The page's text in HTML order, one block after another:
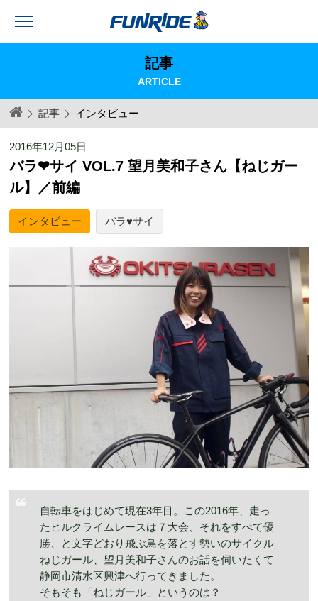
記事
ARTICLE
記事 インタビュー
2016年12月05日
バラ❤︎サイ VOL.7 望月美和子さん【ねじガー
ル】／前編
インタビュー バラ♥サイ
自転車をはじめて現在3年目。この2016年、走っ
たヒルクライムレースは７大会、それをすべて優
勝、と文字どおり飛ぶ鳥を落とす勢いのサイクル
ねじガール、望月美和子さんのお話を伺いたくて
静岡市清水区興津へ行ってきました。
そもそも「ねじガール」というのは？